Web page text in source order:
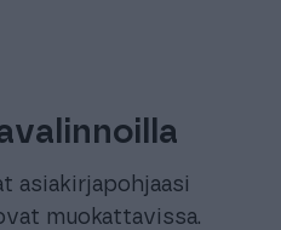
asiakirjapohjaasi
muokattavissa.